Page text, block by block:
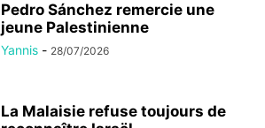
Pedro Sánchez remercie une
jeune Palestinienne
Yannis - 28/07/2026
La Malaisie refuse toujours de